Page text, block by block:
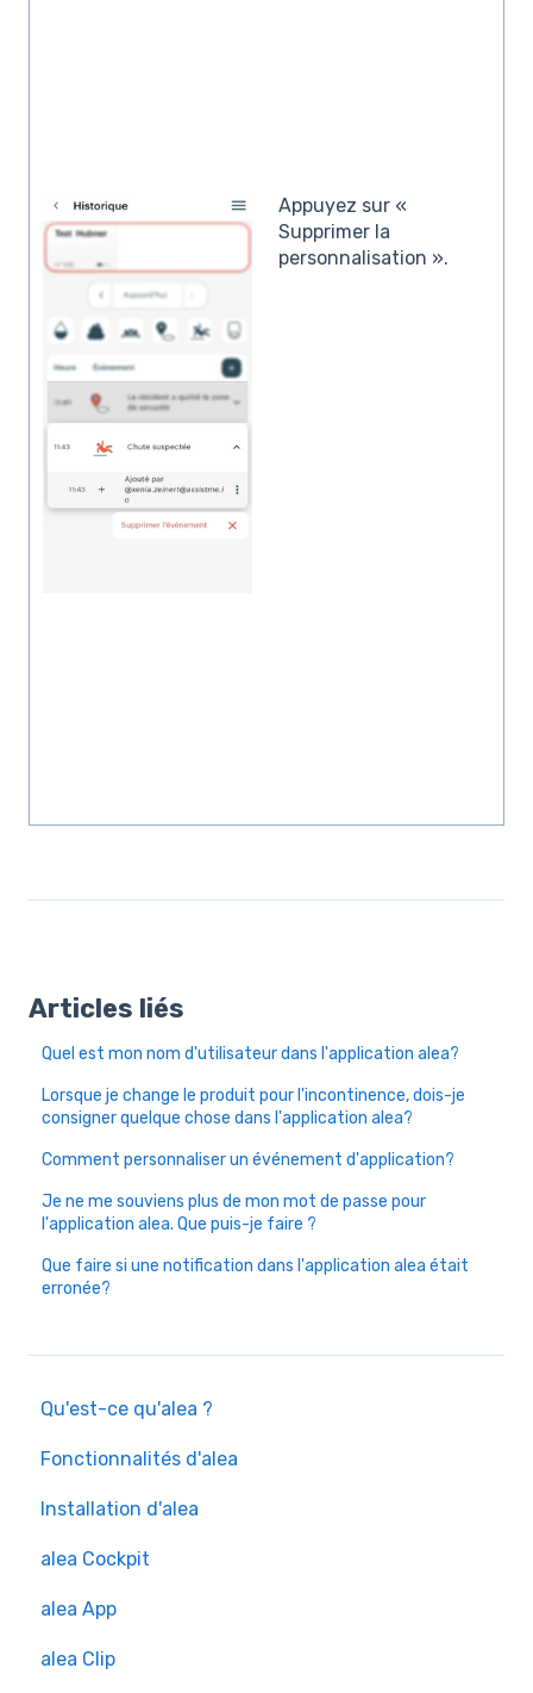
Appuyez sur «
Supprimer la
personnalisation ».
Qu'est-ce qu'alea ?
Fonctionnalités d'alea
Installation d'alea
alea Cockpit
alea App
alea Clip
Articles liés
Quel est mon nom d'utilisateur dans l'application alea?
Lorsque je change le produit pour l'incontinence, dois-je
consigner quelque chose dans l'application alea?
Comment personnaliser un événement d'application?
Je ne me souviens plus de mon mot de passe pour
l'application alea. Que puis-je faire ?
Que faire si une notification dans l'application alea était
erronée?